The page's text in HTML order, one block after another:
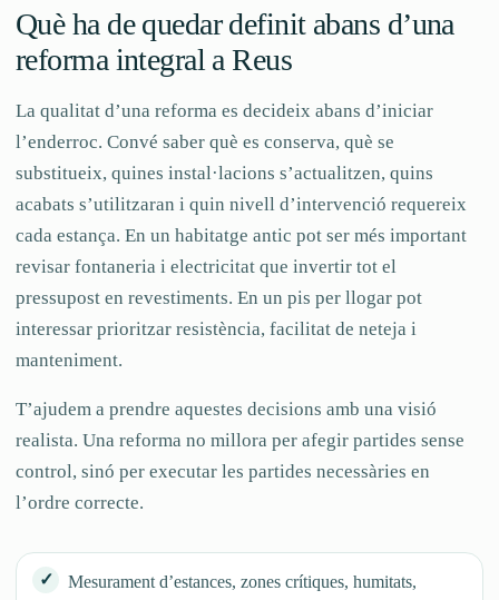
Què ha de quedar definit abans d’una
reforma integral a Reus
La qualitat d’una reforma es decideix abans d’iniciar
l’enderroc. Convé saber què es conserva, què se
substitueix, quines instal·lacions s’actualitzen, quins
acabats s’utilitzaran i quin nivell d’intervenció requereix
cada estança. En un habitatge antic pot ser més important
revisar fontaneria i electricitat que invertir tot el
pressupost en revestiments. En un pis per llogar pot
interessar prioritzar resistència, facilitat de neteja i
manteniment.
T’ajudem a prendre aquestes decisions amb una visió
realista. Una reforma no millora per afegir partides sense
control, sinó per executar les partides necessàries en
l’ordre correcte.
Mesurament d’estances, zones crítiques, humitats,